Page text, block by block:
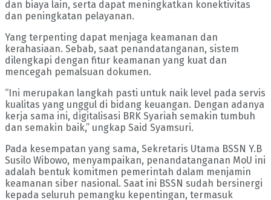
dan biaya lain, serta dapat meningkatkan konektivitas
dan peningkatan pelayanan.
Yang terpenting dapat menjaga keamanan dan
kerahasiaan. Sebab, saat penandatanganan, sistem
dilengkapi dengan fitur keamanan yang kuat dan
mencegah pemalsuan dokumen.
“Ini merupakan langkah pasti untuk naik level pada servis
kualitas yang unggul di bidang keuangan. Dengan adanya
kerja sama ini, digitalisasi BRK Syariah semakin tumbuh
dan semakin baik,” ungkap Said Syamsuri.
Pada kesempatan yang sama, Sekretaris Utama BSSN Y.B
Susilo Wibowo, menyampaikan, penandatanganan MoU ini
adalah bentuk komitmen pemerintah dalam menjamin
keamanan siber nasional. Saat ini BSSN sudah bersinergi
kepada seluruh pemangku kepentingan, termasuk